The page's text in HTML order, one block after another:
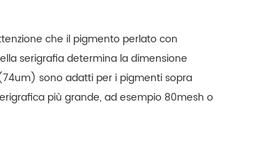
che il pigmento perlato con
serigrafia determina la dimensione
sono adatti per i pigmenti sopra
più grande, ad esempio 80mesh o